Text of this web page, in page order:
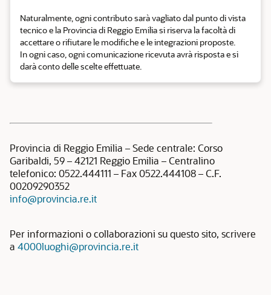
Naturalmente, ogni contributo sarà vagliato dal punto di vista
tecnico e la Provincia di Reggio Emilia si riserva la facoltà di
accettare o rifiutare le modifiche e le integrazioni proposte.
In ogni caso, ogni comunicazione ricevuta avrà risposta e si
darà conto delle scelte effettuate.
Provincia di Reggio Emilia – Sede centrale: Corso
Garibaldi, 59 – 42121 Reggio Emilia – Centralino
telefonico: 0522.444111 – Fax 0522.444108 – C.F.
00209290352
info@provincia.re.it
Per informazioni o collaborazioni su questo sito, scrivere
a 4000luoghi@provincia.re.it